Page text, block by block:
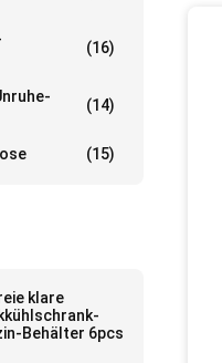
(16)
(14)
(15)
klare
Behälter 6pcs